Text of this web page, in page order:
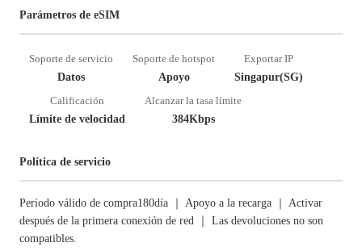
Parámetros de eSIM
Soporte de servicio
Datos
Soporte de hotspot
Apoyo
Exportar IP
Singapur(SG)
Calificación
Límite de velocidad
Alcanzar la tasa límite
384Kbps
Política de servicio
Período válido de compra180día ｜ Apoyo a la recarga ｜ Activar
después de la primera conexión de red ｜ Las devoluciones no son
compatibles.